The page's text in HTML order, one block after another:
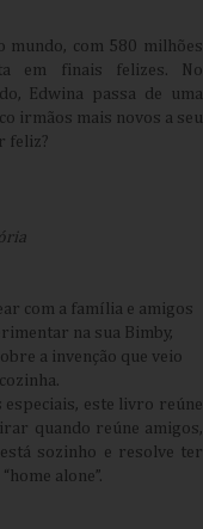
mundo, com 580 milhões
em finais felizes. No
Edwina passa de uma
irmãos mais novos a seu
feliz?
com a família e amigos
na sua Bimby,
a invenção que veio
especiais, este livro reúne
quando reúne amigos,
sozinho e resolve ter
alone”.